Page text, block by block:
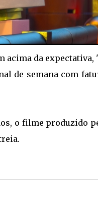
acima da expectativa,
de semana com
o filme produzido